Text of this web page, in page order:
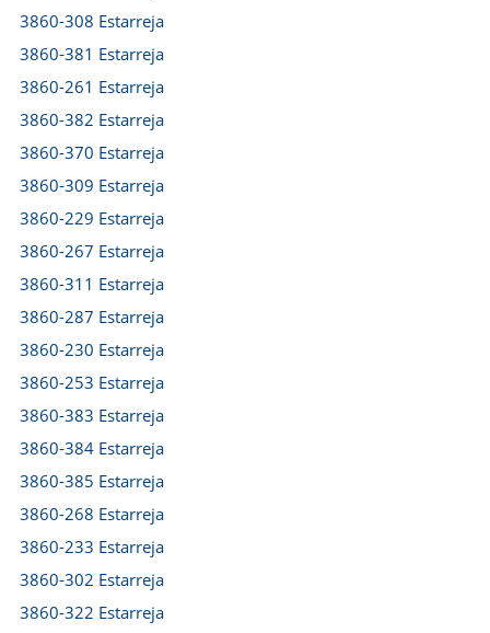
3860-308 Estarreja
3860-381 Estarreja
3860-261 Estarreja
3860-382 Estarreja
3860-370 Estarreja
3860-309 Estarreja
3860-229 Estarreja
3860-267 Estarreja
3860-311 Estarreja
3860-287 Estarreja
3860-230 Estarreja
3860-253 Estarreja
3860-383 Estarreja
3860-384 Estarreja
3860-385 Estarreja
3860-268 Estarreja
3860-233 Estarreja
3860-302 Estarreja
3860-322 Estarreja